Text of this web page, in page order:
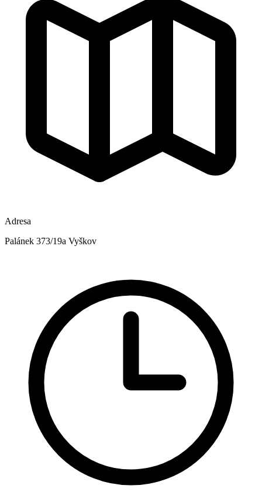
Adresa
Palánek 373/19a Vyškov